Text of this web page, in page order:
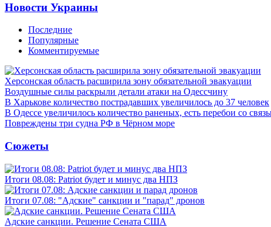
Новости Украины
Последние
Популярные
Комментируемые
Херсонская область расширила зону обязательной эвакуации
Воздушные силы раскрыли детали атаки на Одессчину
В Харькове количество пострадавших увеличилось до 37 человек
В Одессе увеличилось количество раненых, есть перебои со
Повреждены три судна РФ в Чёрном море
Сюжеты
Итоги 08.08: Patriot будет и минус два НПЗ
Итоги 07.08: "Адские" санкции и "парад" дронов
Адские санкции. Решение Сената США